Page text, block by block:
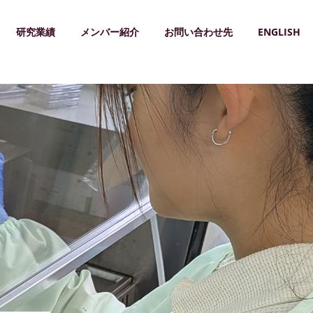
研究業績 メンバー紹介 お問い合わせ先 ENGLISH